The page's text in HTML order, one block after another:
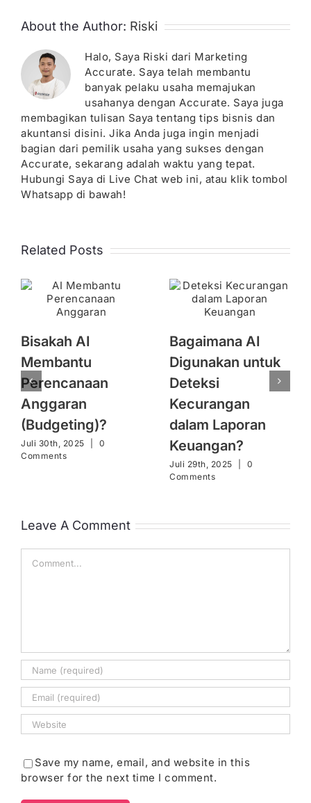
About the Author: Riski
Halo, Saya Riski dari Marketing
Accurate. Saya telah membantu
banyak pelaku usaha memajukan
usahanya dengan Accurate. Saya juga
membagikan tulisan Saya tentang tips bisnis dan
akuntansi disini. Jika Anda juga ingin menjadi
bagian dari pemilik usaha yang sukses dengan
Accurate, sekarang adalah waktu yang tepat.
Hubungi Saya di Live Chat web ini, atau klik tombol
Whatsapp di bawah!
Related Posts
Bisakah AI
Membantu
Perencanaan
Anggaran
(Budgeting)?
Juli 30th, 2025
0
Comments
Bagaimana AI
Digunakan untuk
Deteksi
Kecurangan
dalam Laporan
Keuangan?
Juli 29th, 2025
0
Comments
Leave A Comment
Save my name, email, and website in this
browser for the next time I comment.